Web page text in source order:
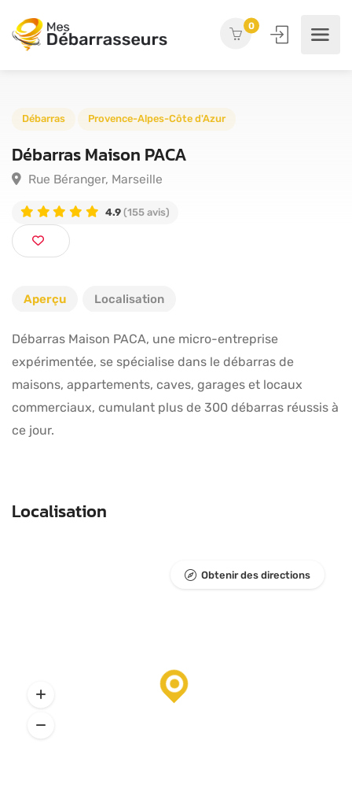
0
Débarras Maison PACA
Aperçu Localisation
Débarras Maison PACA, une micro-entreprise
expérimentée, se spécialise dans le débarras de
maisons, appartements, caves, garages et locaux
commerciaux, cumulant plus de 300 débarras réussis à
ce jour.
Localisation
Obtenir des directions